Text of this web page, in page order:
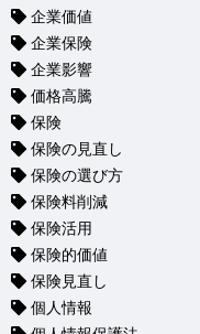
企業価値
企業保険
企業影響
価格高騰
保険
保険の見直し
保険の選び方
保険料削減
保険活用
保険的価値
保険見直し
個人情報